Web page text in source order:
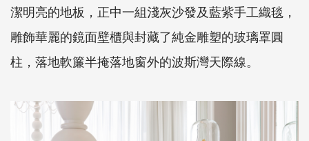
潔明亮的地板，正中一組淺灰沙發及藍紫手工織毯，
雕飾華麗的鏡面壁櫃與封藏了純金雕塑的玻璃罩圓
柱，落地軟簾半掩落地窗外的波斯灣天際線。